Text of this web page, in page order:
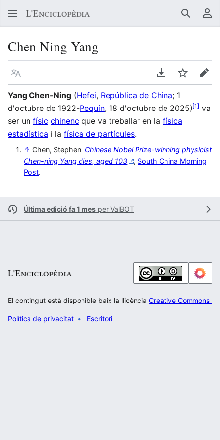
Buscar
Chen Ning Yang
Llegir en un atre idioma Descarregar en
Vigilar
Yang Chen-Ning (Hefei, República de China; 1
d'octubre de 1922-Pequín, 18 d'octubre de 2025) [1] va
ser un físic chinenc que va treballar en la física
estadística i la física de partícules.
↑ Chen, Stephen. Chinese Nobel Prize-winning physicist
Chen-ning Yang dies, aged 103
, South China Morning
Post.
Última edició fa 1 mes per ValBOT
El contingut està disponible baix la llicència Creative Commons
Política de privacitat Escritori